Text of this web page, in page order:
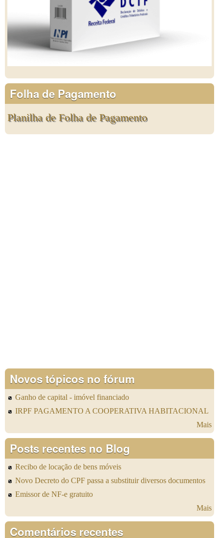
Folha de Pagamento
Planilha de Folha de Pagamento
Novos tópicos no fórum
Ganho de capital - imóvel financiado
IRPF PAGAMENTO A COOPERATIVA HABITACIONAL
Mais
Posts recentes no Blog
Recibo de locação de bens móveis
Novo Decreto do CPF passa a substituir diversos documentos
Emissor de NF-e gratuito
Mais
Comentários recentes